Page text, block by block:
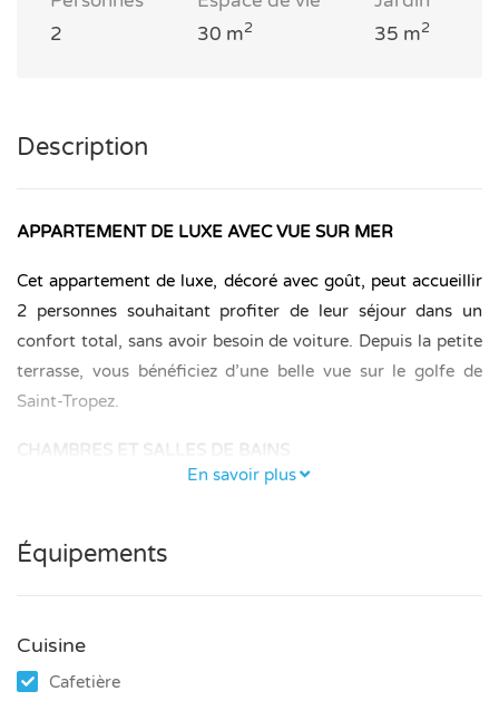
2
30 m2
35 m2
Description
APPARTEMENT DE LUXE AVEC VUE SUR MER
Cet appartement de luxe, décoré avec goût, peut accueillir
2 personnes souhaitant profiter de leur séjour dans un
confort total, sans avoir besoin de voiture. Depuis la petite
terrasse, vous bénéficiez d’une belle vue sur le golfe de
Saint-Tropez.
CHAMBRES ET SALLES DE BAINS
douche à effet pluie.
La cuisine est entièrement équipée et dispose notamment
d’une machine Nespresso et d’une cafetière Senseo.
En savoir plus
Équipements
Cuisine
Cafetière